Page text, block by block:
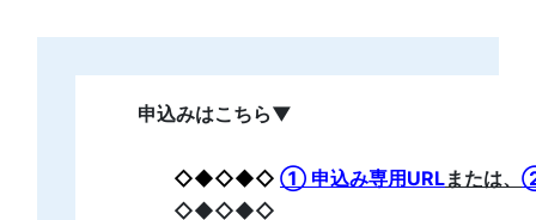
申込みはこちら▼
◇◆◇◆◇ ① 申込み専用URLまたは、
◇◆◇◆◇